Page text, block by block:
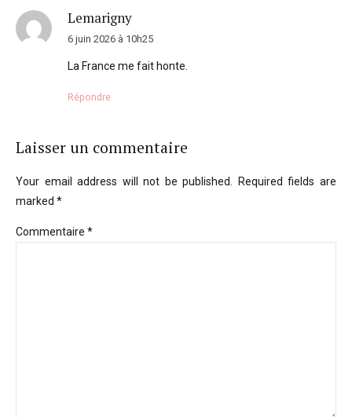
Lemarigny
6 juin 2026 à 10h25
La France me fait honte.
Répondre
Laisser un commentaire
Your email address will not be published. Required fields are
marked *
Commentaire *